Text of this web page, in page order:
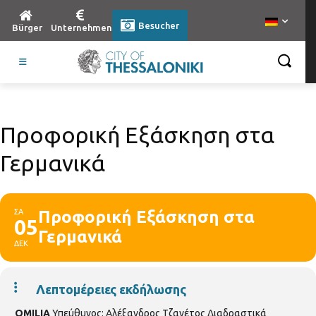
Bürger Unternehmen Besucher
Προφορική Εξάσκηση στα
Γερμανικά
ΣΑ
05
ΔΕΚ
Προφορική Εξάσκηση στα
Γερμανικά
Λεπτομέρειες εκδήλωσης
OMILIAΥπεύθυνος: Αλέξανδρος Τζανέτος Διαδραστικά